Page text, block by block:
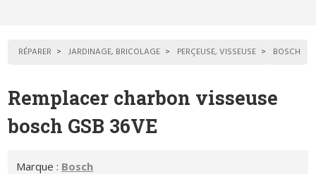
RÉPARER JARDINAGE, BRICOLAGE PERÇEUSE, VISSEUSE BOSCH
Remplacer charbon visseuse
bosch GSB 36VE
Marque : Bosch